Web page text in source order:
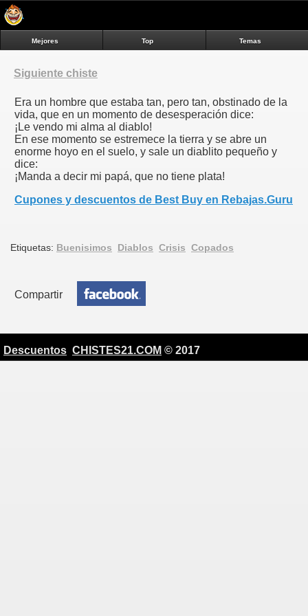
Mejores Top Temas
Siguiente chiste
Era un hombre que estaba tan, pero tan, obstinado de la
vida, que en un momento de desesperación dice:
¡Le vendo mi alma al diablo!
En ese momento se estremece la tierra y se abre un
enorme hoyo en el suelo, y sale un diablito pequeño y
dice:
¡Manda a decir mi papá, que no tiene plata!
Cupones y descuentos de Best Buy en Rebajas.Guru
Etiquetas: Buenisimos Diablos Crisis Copados
Compartir
Descuentos CHISTES21.COM © 2017